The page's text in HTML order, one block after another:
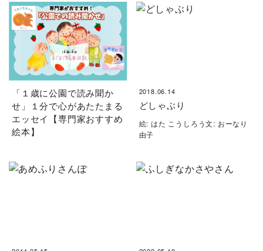
「１歳に公園で読み聞か
せ」１分で心があたたまる
エッセイ【専門家おすすめ
絵本】
2018.06.14
どしゃぶり
絵: はた こうしろう文: おーなり
由子